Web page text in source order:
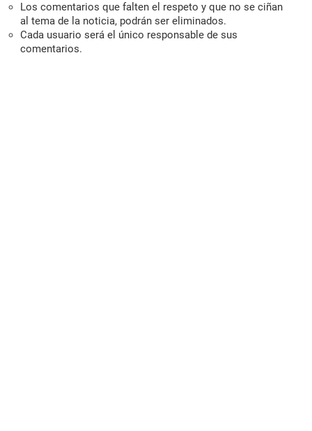
Los comentarios que falten el respeto y que no se ciñan
al tema de la noticia, podrán ser eliminados.
Cada usuario será el único responsable de sus
comentarios.